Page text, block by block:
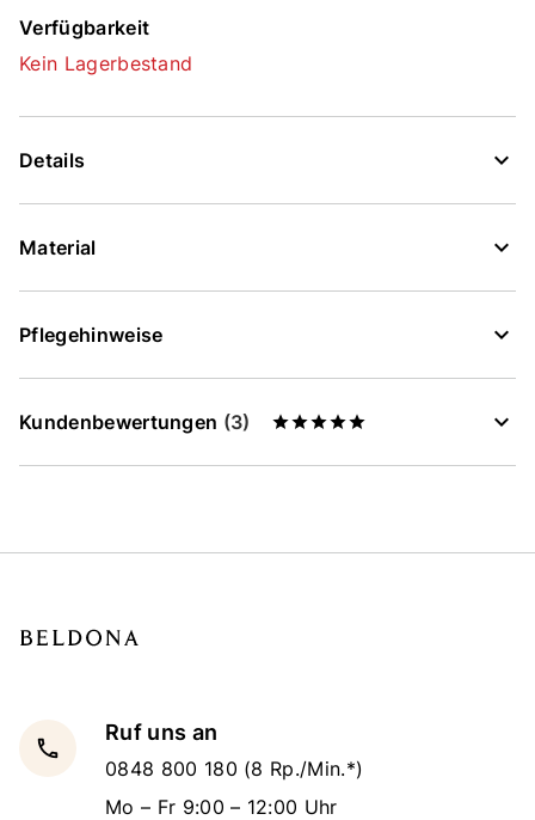
Verfügbarkeit
Kein Lagerbestand
Details
Material
Pflegehinweise
Kundenbewertungen (3)
local_phone
Ruf uns an
0848 800 180 (8 Rp./Min.*)
Mo – Fr 9:00 – 12:00 Uhr